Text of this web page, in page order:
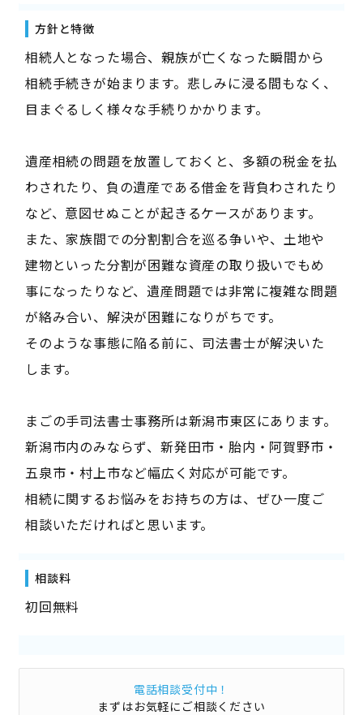
方針と特徴
相続人となった場合、親族が亡くなった瞬間から
相続手続きが始まります。悲しみに浸る間もなく、
目まぐるしく様々な手続りかかります。
遺産相続の問題を放置しておくと、多額の税金を払
わされたり、負の遺産である借金を背負わされたり
など、意図せぬことが起きるケースがあります。
また、家族間での分割割合を巡る争いや、土地や
建物といった分割が困難な資産の取り扱いでもめ
事になったりなど、遺産問題では非常に複雑な問題
が絡み合い、解決が困難になりがちです。
そのような事態に陥る前に、司法書士が解決いた
します。
まごの手司法書士事務所は新潟市東区にあります。
新潟市内のみならず、新発田市・胎内・阿賀野市・
五泉市・村上市など幅広く対応が可能です。
相続に関するお悩みをお持ちの方は、ぜひ一度ご
相談いただければと思います。
相談料
初回無料
電話相談受付中！
まずはお気軽にご相談ください